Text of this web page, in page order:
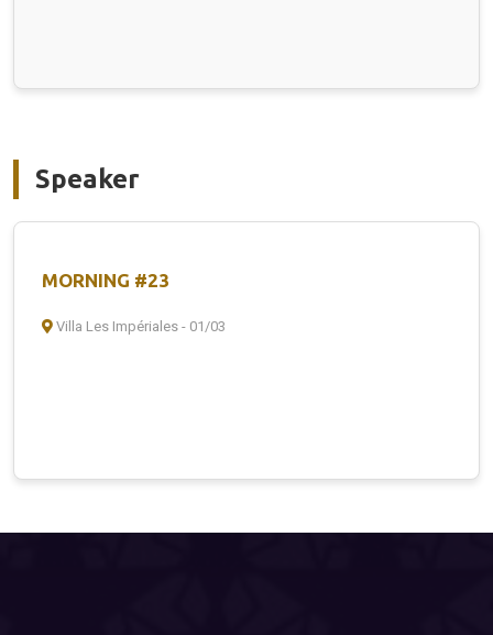
Speaker
MORNING #23
Villa Les Impériales - 01/03